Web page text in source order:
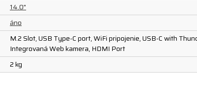
14.0"
áno
M.2 Slot, USB Type-C port, WiFi pripojenie, USB-C with
Integrovaná Web kamera, HDMI Port
2 kg